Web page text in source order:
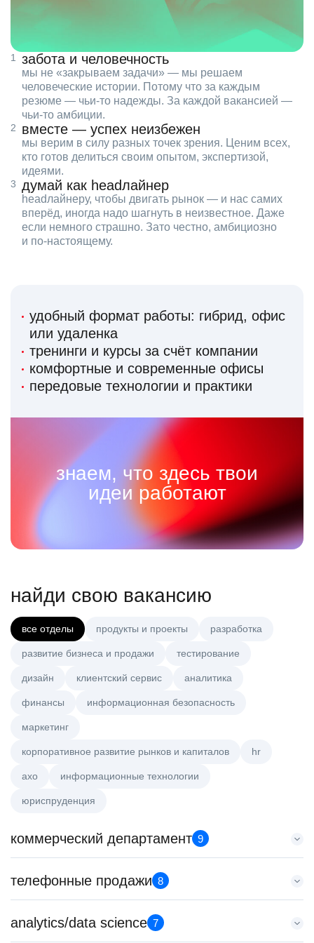
забота и человечность
мы не «закрываем задачи» — мы решаем
человеческие истории. Потому что за каждым
резюме — чьи‑то надежды. За каждой вакансией —
чьи‑то амбиции.
вместе — успех неизбежен
мы верим в силу разных точек зрения. Ценим всех,
кто готов делиться своим опытом, экспертизой,
идеями.
думай как headлайнер
headлайнеру, чтобы двигать рынок — и нас самих
вперёд, иногда надо шагнуть в неизвестное. Даже
если немного страшно. Зато честно, амбициозно
и по‑настоящему.
удобный формат работы: гибрид, офис
или удаленка
тренинги и курсы за счёт компании
комфортные и современные офисы
передовые технологии и практики
знаем, что здесь твои
идеи работают
найди свою вакансию
все отделы продукты и проекты разработка
развитие бизнеса и продажи тестирование
дизайн клиентский сервис аналитика
финансы информационная безопасность
маркетинг
корпоративное развитие рынков и капиталов hr
axo информационные технологии
юриспруденция
коммерческий департамент 9
Key Account Manager (EdTech)
HeadHunter::Коммерческий департамент
150000 ₽
телефонные продажи 8
Менеджер по продажам крупному бизнесу
HeadHunter::Телефонные продажи
analytics/data science 7